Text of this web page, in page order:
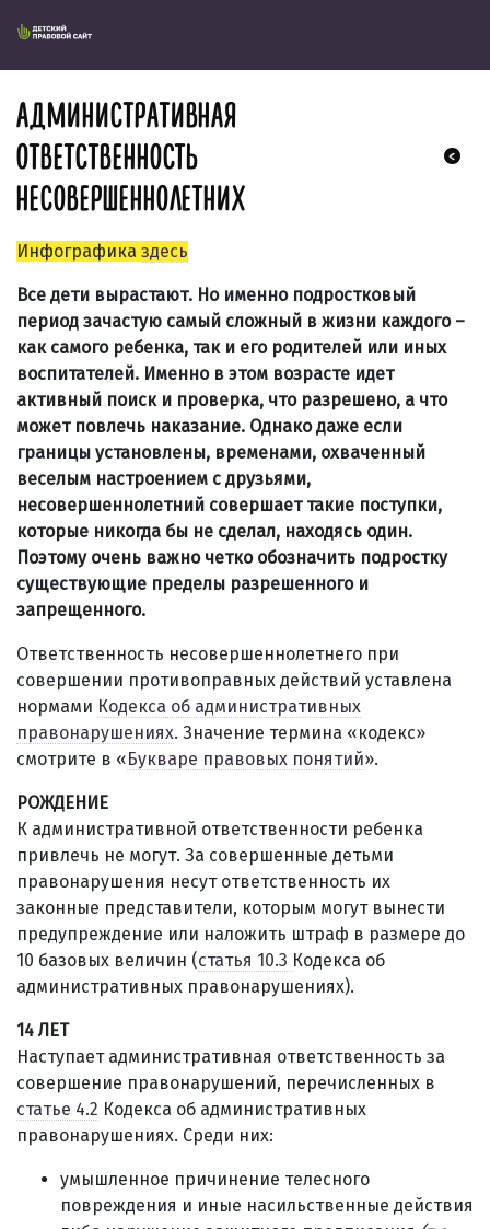
АДМИНИСТРАТИВНАЯ
ОТВЕТСТВЕННОСТЬ
НЕСОВЕРШЕННОЛЕТНИХ
Инфографика здесь
Все дети вырастают. Но именно подростковый
период зачастую самый сложный в жизни каждого –
как самого ребенка, так и его родителей или иных
воспитателей. Именно в этом возрасте идет
активный поиск и проверка, что разрешено, а что
может повлечь наказание. Однако даже если
границы установлены, временами, охваченный
веселым настроением с друзьями,
несовершеннолетний совершает такие поступки,
которые никогда бы не сделал, находясь один.
Поэтому очень важно четко обозначить подростку
существующие пределы разрешенного и
запрещенного.
Ответственность несовершеннолетнего при
совершении противоправных действий уставлена
нормами Кодекса об административных
правонарушениях. Значение термина «кодекс»
смотрите в «Букваре правовых понятий».
РОЖДЕНИЕ
К административной ответственности ребенка
привлечь не могут. За совершенные детьми
правонарушения несут ответственность их
законные представители, которым могут вынести
предупреждение или наложить штраф в размере до
10 базовых величин (статья 10.3 Кодекса об
административных правонарушениях).
14 ЛЕТ
Наступает административная ответственность за
совершение правонарушений, перечисленных в
статье 4.2 Кодекса об административных
правонарушениях. Среди них:
умышленное причинение телесного
повреждения и иные насильственные действия